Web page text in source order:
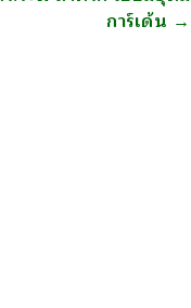
การ์เด้น →